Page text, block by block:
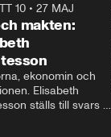
10 •27 MAJ
makten:
ekonomin och
Elisabeth
ställs till svars